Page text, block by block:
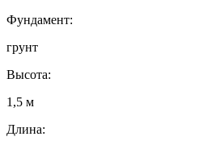
Фундамент:
грунт
Высота:
1,5 м
Длина: